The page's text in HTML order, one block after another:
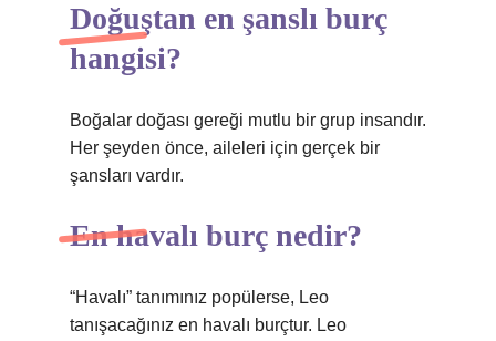
Doğuştan en şanslı burç
hangisi?
Boğalar doğası gereği mutlu bir grup insandır.
Her şeyden önce, aileleri için gerçek bir
şansları vardır.
En havalı burç nedir?
“Havalı” tanımınız popülerse, Leo
tanışacağınız en havalı burçtur. Leo